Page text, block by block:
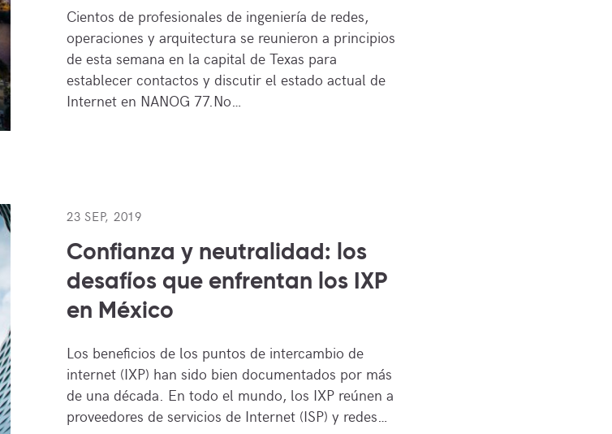
Cientos de profesionales de ingeniería de redes,
operaciones y arquitectura se reunieron a principios
de esta semana en la capital de Texas para
establecer contactos y discutir el estado actual de
Internet en NANOG 77.No…
23 SEP, 2019
Confianza y neutralidad: los
desafíos que enfrentan los IXP
en México
Los beneficios de los puntos de intercambio de
internet (IXP) han sido bien documentados por más
de una década. En todo el mundo, los IXP reúnen a
proveedores de servicios de Internet (ISP) y redes…